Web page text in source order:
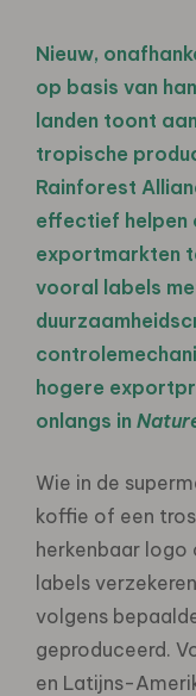
Nieuw,
op basis van
landen toont
tropische
Rainforest
effectief helpen
exportmarkten
vooral labels
hogere
onlangs in
Wie in de
koffie of een
herkenbaar logo
labels
volgens
geproduceerd.
en Latijns-